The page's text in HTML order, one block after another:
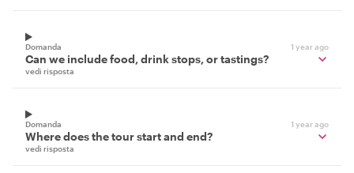
Domanda 1 year ago
Can we include food, drink stops, or tastings?
vedi risposta
Domanda 1 year ago
Where does the tour start and end?
vedi risposta